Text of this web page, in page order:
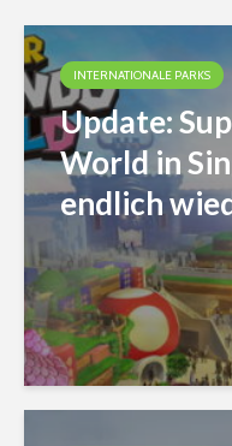
INTERNATIONALE PARKS
Update:
World in
endlich